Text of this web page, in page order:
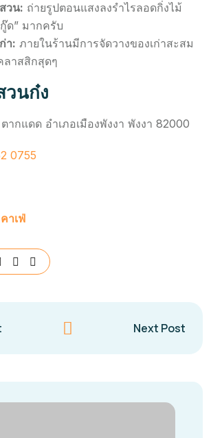
วน: ถ่ายรูปตอนแสงลงรำไรลอดกิ่งไม้
ด” มากครับ
า: ภายในร้านมีการจัดวางของเก่าสะสม
ลาสสิกสุดๆ
นก๋ง
ากแดด อำเภอเมืองพังงา พังงา 82000
0755
าเฟ่
Next Post